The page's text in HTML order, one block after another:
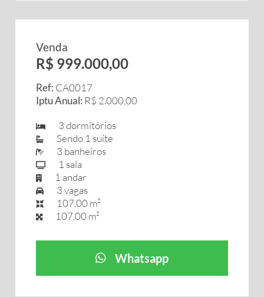
Venda
R$ 999.000,00
Ref: CA0017
Iptu Anual: R$ 2.000,00
3 dormitórios
Sendo 1 suíte
3 banheiros
1 sala
1 andar
3 vagas
107,00 m²
107,00 m²
Whatsapp